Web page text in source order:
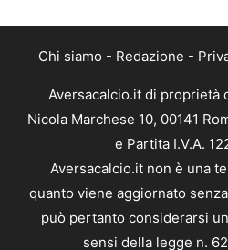
Chi siamo - Redazione -
Aversacalcio.it di proprietà
Nicola Marchese 10, 00141
e Partita I.V.A.
Aversacalcio.it non è una
quanto viene aggiornato
può pertanto considerarsi
sensi della legge n.